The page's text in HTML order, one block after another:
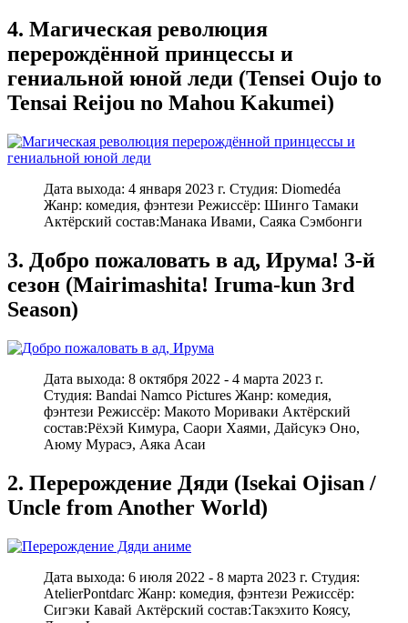
4. Магическая революция
перерождённой принцессы и
гениальной юной леди (Tensei Oujo to
Tensai Reijou no Mahou Kakumei)
Дата выхода: 4 января 2023 г. Студия: Diomedéa
Жанр: комедия, фэнтези Режиссёр: Шинго Тамаки
Актёрский состав:Манака Ивами, Саяка Сэмбонги
3. Добро пожаловать в ад, Ирума! 3-й
сезон (Mairimashita! Iruma-kun 3rd
Season)
Дата выхода: 8 октября 2022 - 4 марта 2023 г.
Студия: Bandai Namco Pictures Жанр: комедия,
фэнтези Режиссёр: Макото Мориваки Актёрский
состав:Рёхэй Кимура, Саори Хаями, Дайсукэ Оно,
Аюму Мурасэ, Аяка Асаи
2. Перерождение Дяди (Isekai Ojisan /
Uncle from Another World)
Дата выхода: 6 июля 2022 - 8 марта 2023 г. Студия:
AtelierPontdarc Жанр: комедия, фэнтези Режиссёр:
Сигэки Кавай Актёрский состав:Такэхито Коясу,